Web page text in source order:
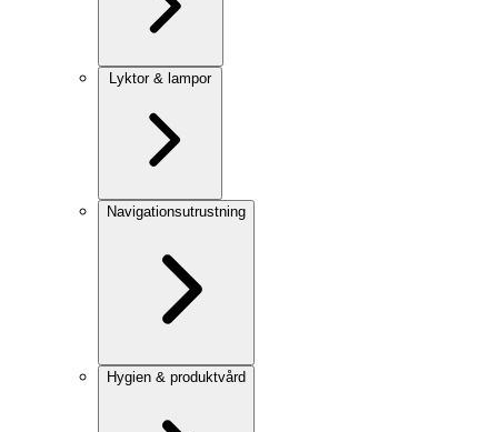
Lyktor & lampor
Navigationsutrustning
Hygien & produktvård